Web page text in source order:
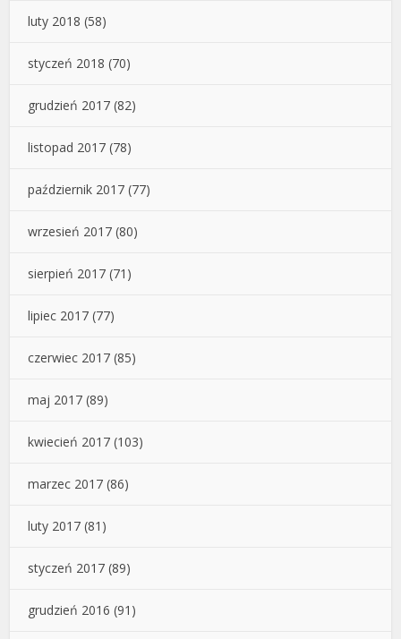
luty 2018 (58)
styczeń 2018 (70)
grudzień 2017 (82)
listopad 2017 (78)
październik 2017 (77)
wrzesień 2017 (80)
sierpień 2017 (71)
lipiec 2017 (77)
czerwiec 2017 (85)
maj 2017 (89)
kwiecień 2017 (103)
marzec 2017 (86)
luty 2017 (81)
styczeń 2017 (89)
grudzień 2016 (91)